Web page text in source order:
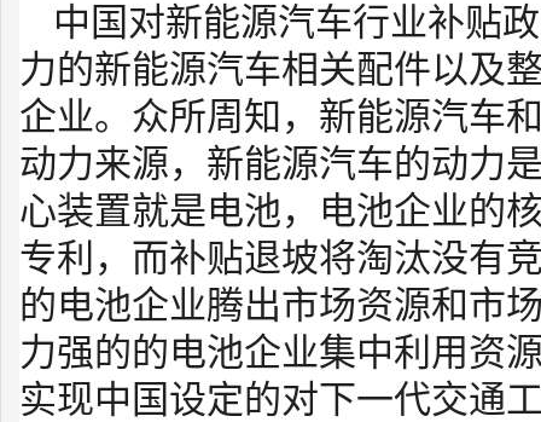
中国对新能源汽车行业补贴
力的新能源汽车相关配件以及
企业。众所周知，新能源汽车
动力来源，新能源汽车的动力
心装置就是电池，电池企业的
专利，而补贴退坡将淘汰没有
的电池企业腾出市场资源和市
力强的的电池企业集中利用资
实现中国设定的对下一代交通